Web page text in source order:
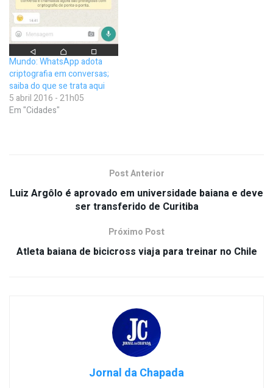
Mundo: WhatsApp adota
criptografia em conversas;
saiba do que se trata aqui
5 abril 2016 - 21h05
Em "Cidades"
Post Anterior
Luiz Argôlo é aprovado em universidade baiana e deve
ser transferido de Curitiba
Próximo Post
Atleta baiana de bicicross viaja para treinar no Chile
Jornal da Chapada